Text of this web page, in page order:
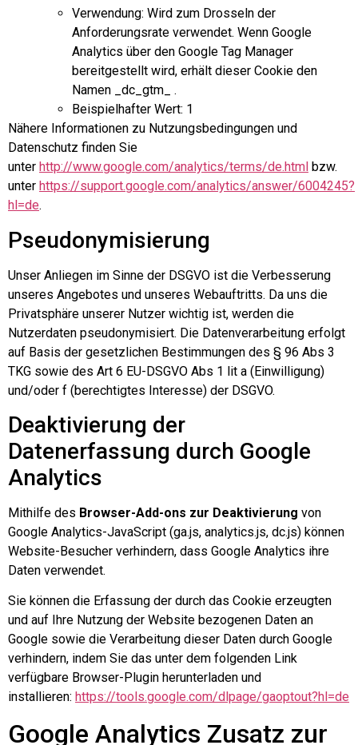
Verwendung: Wird zum Drosseln der
Anforderungsrate verwendet. Wenn Google
Analytics über den Google Tag Manager
bereitgestellt wird, erhält dieser Cookie den
Namen _dc_gtm_ .
Beispielhafter Wert: 1
Nähere Informationen zu Nutzungsbedingungen und
Datenschutz finden Sie
unter http://www.google.com/analytics/terms/de.html bzw.
unter https://support.google.com/analytics/answer/6004245?
hl=de.
Pseudonymisierung
Unser Anliegen im Sinne der DSGVO ist die Verbesserung
unseres Angebotes und unseres Webauftritts. Da uns die
Privatsphäre unserer Nutzer wichtig ist, werden die
Nutzerdaten pseudonymisiert. Die Datenverarbeitung erfolgt
auf Basis der gesetzlichen Bestimmungen des § 96 Abs 3
TKG sowie des Art 6 EU-DSGVO Abs 1 lit a (Einwilligung)
und/oder f (berechtigtes Interesse) der DSGVO.
Deaktivierung der
Datenerfassung durch Google
Analytics
Mithilfe des Browser-Add-ons zur Deaktivierung von
Google Analytics-JavaScript (ga.js, analytics.js, dc.js) können
Website-Besucher verhindern, dass Google Analytics ihre
Daten verwendet.
Sie können die Erfassung der durch das Cookie erzeugten
und auf Ihre Nutzung der Website bezogenen Daten an
Google sowie die Verarbeitung dieser Daten durch Google
verhindern, indem Sie das unter dem folgenden Link
verfügbare Browser-Plugin herunterladen und
installieren: https://tools.google.com/dlpage/gaoptout?hl=de
Google Analytics Zusatz zur